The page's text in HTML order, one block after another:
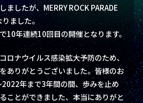
ましたが、MERRY ROCK PARADE
ました。
10年連続10回目の開催となります。
ロナウイルス感染拡大予防のため、
ありがとうございました。皆様のお
年まで3年間の間、歩みを止め
ことができました、本当にありがと